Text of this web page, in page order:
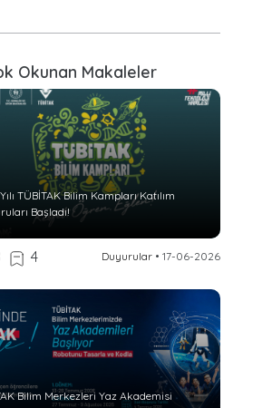
Okunan Makaleler
TÜBİTAK Bilim Kampları Katılım
Başladı!
4 Duyurular• 17-06-2026
Bilim Merkezleri Yaz Akademisi